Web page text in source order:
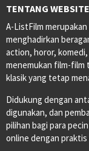
TENTANG WEBSITE
A-ListFilm
menghadirkan
action, horor,
menemukan film-film
klasik yang tetap
Didukung dengan
digunakan, dan
pilihan bagi para
online dengan praktis